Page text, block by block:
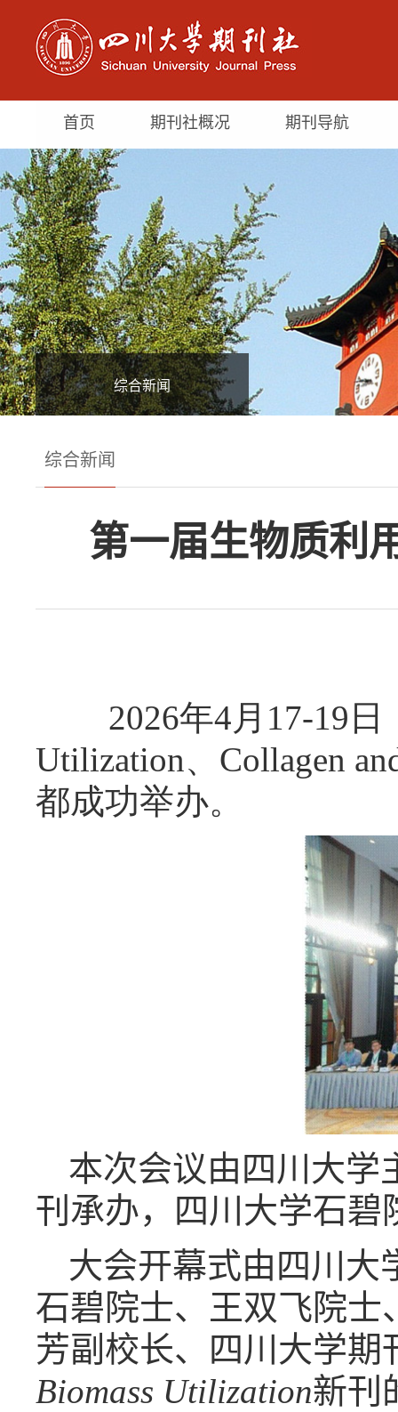
首页 期刊社概况 期刊导航
综合新闻
综合新闻
第一届生物质利
2026年4月17-19
Utilization、Collagen
都成功举办。
本次会议由四川大学
刊承办，四川大学石碧
大会开幕式由四川大
石碧院士、王双飞院
芳副校长、四川大学
Biomass Utilization新刊